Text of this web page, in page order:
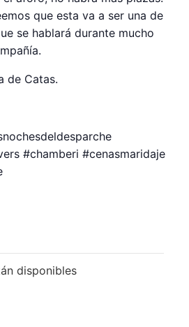
que esta va a ser una de
se hablará durante mucho
de Catas.
#chamberi #cenasmaridaje
disponibles